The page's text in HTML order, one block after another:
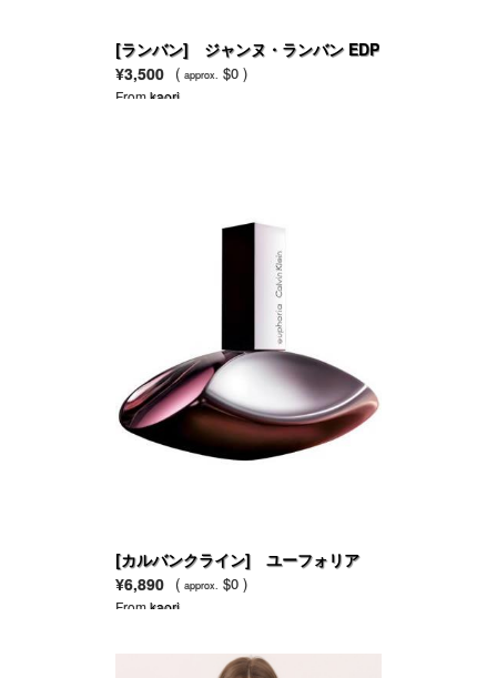
[ランバン] ジャンヌ・ランバン EDP
¥3,500 ( approx. $0 )
Fromkaori
[カルバンクライン] ユーフォリア
EDP
¥6,890 ( approx. $0 )
Fromkaori